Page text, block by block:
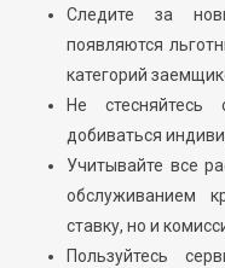
Следите за
появляются
категорий
Не
добиваться
Учитывайте все
обслуживанием
ставку, но и
Пользуйтесь